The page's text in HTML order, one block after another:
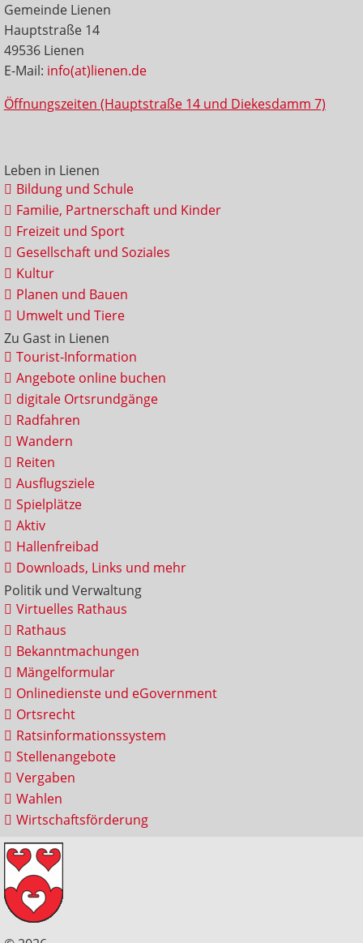
Gemeinde Lienen
Hauptstraße 14
49536 Lienen
E-Mail: info(at)lienen.de
Öffnungszeiten (Hauptstraße 14 und Diekesdamm 7)
Leben in Lienen
Bildung und Schule
Familie, Partnerschaft und Kinder
Freizeit und Sport
Gesellschaft und Soziales
Kultur
Planen und Bauen
Umwelt und Tiere
Zu Gast in Lienen
Tourist-Information
Angebote online buchen
digitale Ortsrundgänge
Radfahren
Wandern
Reiten
Ausflugsziele
Spielplätze
Aktiv
Hallenfreibad
Downloads, Links und mehr
Politik und Verwaltung
Virtuelles Rathaus
Rathaus
Bekanntmachungen
Mängelformular
Onlinedienste und eGovernment
Ortsrecht
Ratsinformationssystem
Stellenangebote
Vergaben
Wahlen
Wirtschaftsförderung